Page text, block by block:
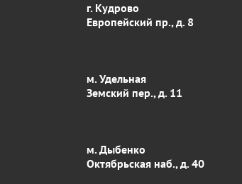
г. Кудрово
Европейский пр., д. 8
м. Удельная
Земский пер., д. 11
м. Дыбенко
Октябрьская наб., д. 40